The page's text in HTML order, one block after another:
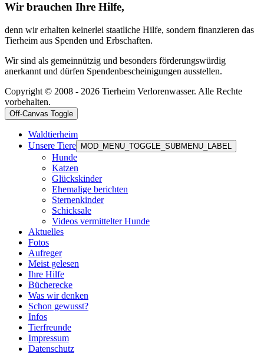
Wir brauchen Ihre Hilfe,
denn wir erhalten keinerlei staatliche Hilfe, sondern finanzieren das
Tierheim aus Spenden und Erbschaften.
Wir sind als gemeinnützig und besonders förderungswürdig
anerkannt und dürfen Spendenbescheinigungen ausstellen.
Copyright © 2008 - 2026 Tierheim Verlorenwasser. Alle Rechte
vorbehalten.
Off-Canvas Toggle
Waldtierheim
Unsere Tiere
MOD_MENU_TOGGLE_SUBMENU_LABEL
Hunde
Katzen
Glückskinder
Ehemalige berichten
Sternenkinder
Schicksale
Videos vermittelter Hunde
Aktuelles
Fotos
Aufreger
Meist gelesen
Ihre Hilfe
Bücherecke
Was wir denken
Schon gewusst?
Infos
Tierfreunde
Impressum
Datenschutz